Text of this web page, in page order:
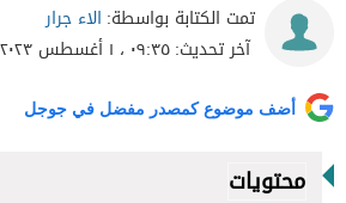
تمت الكتابة بواسطة: الاء جرار
آخر تحديث:٠٩:٣٥ ، ١ أغسطس ٢٠٢٣
أضف موضوع كمصدر مفضل في جوجل
محتويات